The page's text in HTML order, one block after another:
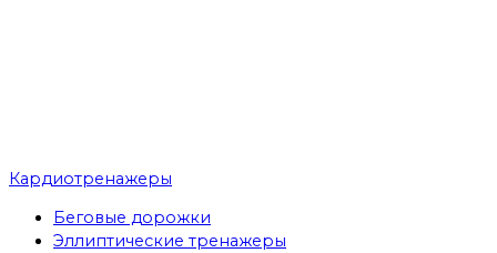
Кардиотренажеры
Беговые дорожки
Эллиптические тренажеры